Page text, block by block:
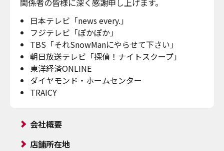
関係者の皆様に深く感謝申し上げます。
日本テレビ「news every.」
フジテレビ「ぽかぽか」
TBS「それSnowManにやらせて下さい」
朝日放送テレビ「探偵！ナイトスクープ」
東洋経済ONLINE
ダイヤモンド・ホームセンター
TRAICY
会社概要
店舗所在地